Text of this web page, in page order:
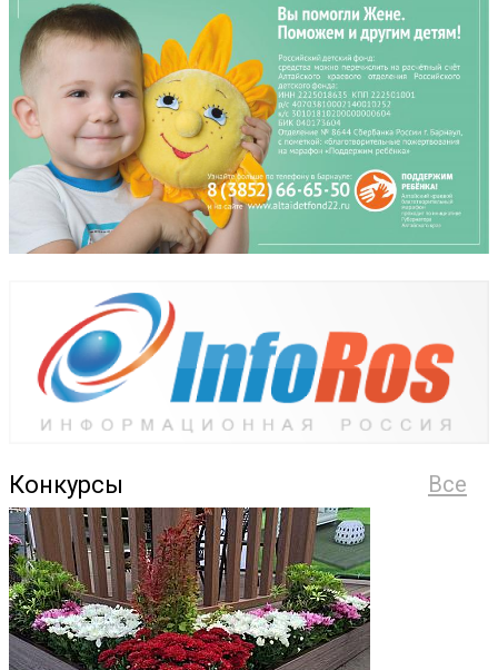
Все
Конкурсы